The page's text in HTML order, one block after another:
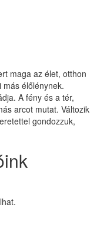
maga az élet, otthon
élőlénynek.
A fény és a tér,
arcot mutat. Változik
gondozzuk,